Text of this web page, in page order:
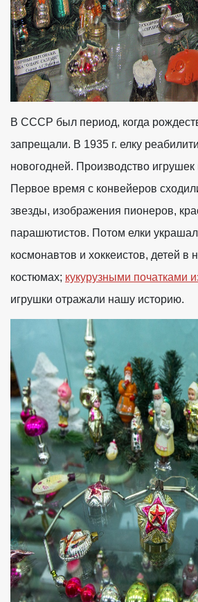
В СССР был период, когда
запрещали. В 1935 г. елку
новогодней. Производство игрушек
Первое время с конвейеров
звезды, изображения пионеров,
парашютистов. Потом елки
космонавтов и хоккеистов, детей в
костюмах; кукурузными початками
игрушки отражали нашу историю.